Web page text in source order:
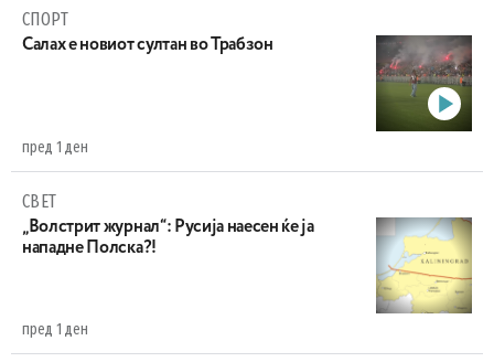
СПОРТ
Салах е новиот султан во Трабзон
пред 1 ден
СВЕТ
„Волстрит журнал“: Русија наесен ќе ја
нападне Полска?!
пред 1 ден